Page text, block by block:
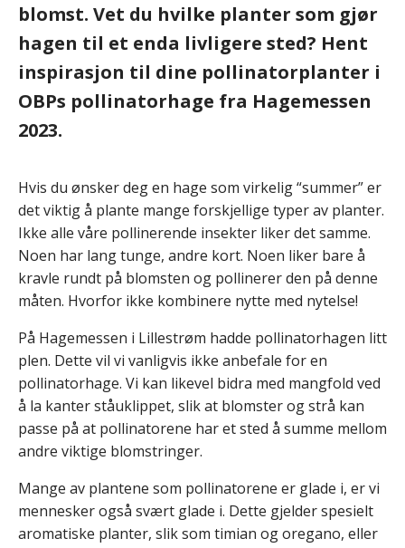
blomst. Vet du hvilke planter som gjør
hagen til et enda livligere sted? Hent
inspirasjon til dine pollinatorplanter i
OBPs pollinatorhage fra Hagemessen
2023.
Hvis du ønsker deg en hage som virkelig “summer” er
det viktig å plante mange forskjellige typer av planter.
Ikke alle våre pollinerende insekter liker det samme.
Noen har lang tunge, andre kort. Noen liker bare å
kravle rundt på blomsten og pollinerer den på denne
måten. Hvorfor ikke kombinere nytte med nytelse!
På Hagemessen i Lillestrøm hadde pollinatorhagen litt
plen. Dette vil vi vanligvis ikke anbefale for en
pollinatorhage. Vi kan likevel bidra med mangfold ved
å la kanter ståuklippet, slik at blomster og strå kan
passe på at pollinatorene har et sted å summe mellom
andre viktige blomstringer.
Mange av plantene som pollinatorene er glade i, er vi
mennesker også svært glade i. Dette gjelder spesielt
aromatiske planter, slik som timian og oregano, eller